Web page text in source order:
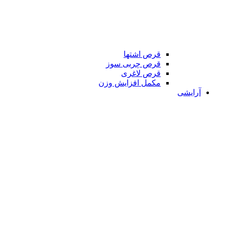
قرص اشتها
قرص چربی سوز
قرص لاغری
مکمل افزایش وزن
آرایشی